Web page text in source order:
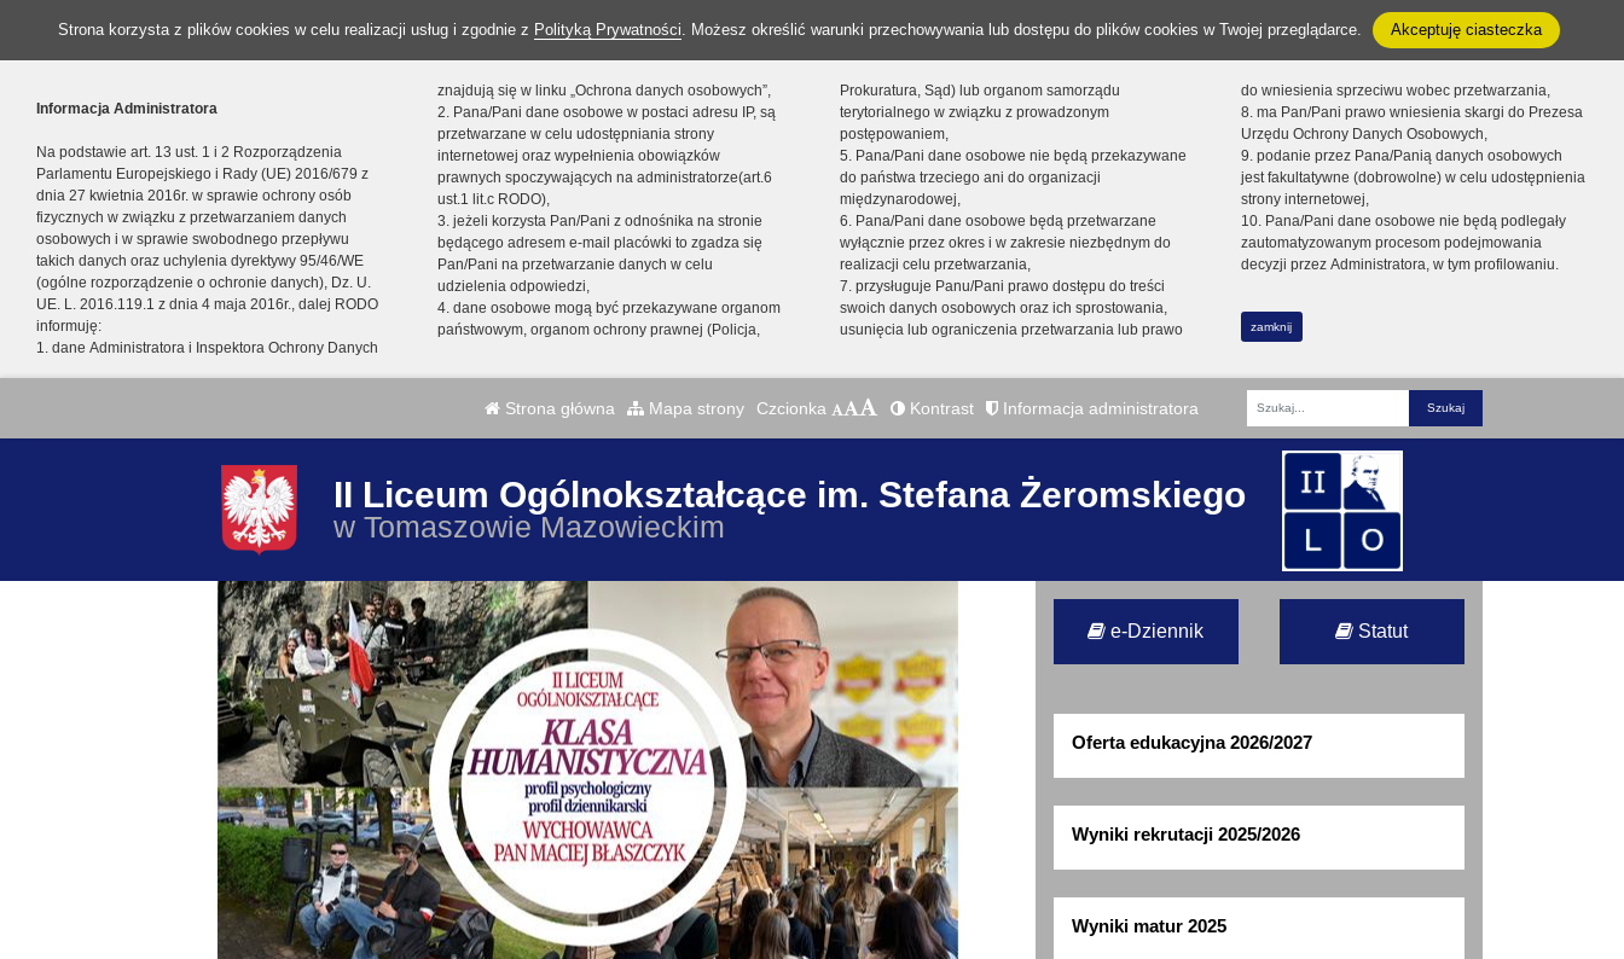
Strona korzysta z plików cookies w celu realizacji usług i zgodnie z Polityką Prywatności. Możesz określić warunki przechowywania lub dostępu do plików cookies w Twojej przeglądarce. Akceptuję ciasteczka
Informacja Administratora
Na podstawie art. 13 ust. 1 i 2 Rozporządzenia
Parlamentu Europejskiego i Rady (UE) 2016/679 z
dnia 27 kwietnia 2016r. w sprawie ochrony osób
fizycznych w związku z przetwarzaniem danych
osobowych i w sprawie swobodnego przepływu
takich danych oraz uchylenia dyrektywy 95/46/WE
(ogólne rozporządzenie o ochronie danych), Dz. U.
UE. L. 2016.119.1 z dnia 4 maja 2016r., dalej RODO
informuję:
1. dane Administratora i Inspektora Ochrony Danych
znajdują się w linku „Ochrona danych osobowych”,
2. Pana/Pani dane osobowe w postaci adresu IP, są
przetwarzane w celu udostępniania strony
internetowej oraz wypełnienia obowiązków
prawnych spoczywających na administratorze(art.6
ust.1 lit.c RODO),
3. jeżeli korzysta Pan/Pani z odnośnika na stronie
będącego adresem e-mail placówki to zgadza się
Pan/Pani na przetwarzanie danych w celu
udzielenia odpowiedzi,
4. dane osobowe mogą być przekazywane organom
państwowym, organom ochrony prawnej (Policja,
Prokuratura, Sąd) lub organom samorządu
terytorialnego w związku z prowadzonym
postępowaniem,
5. Pana/Pani dane osobowe nie będą przekazywane
do państwa trzeciego ani do organizacji
międzynarodowej,
6. Pana/Pani dane osobowe będą przetwarzane
wyłącznie przez okres i w zakresie niezbędnym do
realizacji celu przetwarzania,
7. przysługuje Panu/Pani prawo dostępu do treści
swoich danych osobowych oraz ich sprostowania,
usunięcia lub ograniczenia przetwarzania lub prawo
do wniesienia sprzeciwu wobec przetwarzania,
8. ma Pan/Pani prawo wniesienia skargi do Prezesa
Urzędu Ochrony Danych Osobowych,
9. podanie przez Pana/Panią danych osobowych
jest fakultatywne (dobrowolne) w celu udostępnienia
strony internetowej,
10. Pana/Pani dane osobowe nie będą podlegały
zautomatyzowanym procesom podejmowania
decyzji przez Administratora, w tym profilowaniu.
zamknij
Strona główna Mapa strony Czcionka Kontrast Informacja administratora
Fraza
II Liceum Ogólnokształcące im. Stefana Żeromskiego
w Tomaszowie Mazowieckim
e-Dziennik Statut
Oferta edukacyjna 2026/2027
Wyniki rekrutacji 2025/2026
Wyniki matur 2025